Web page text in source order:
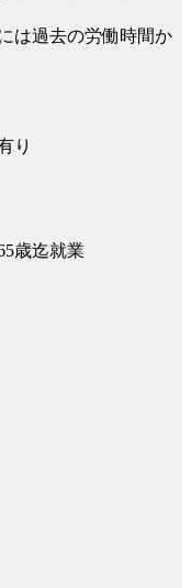
は過去の労働時間か
り
歳迄就業